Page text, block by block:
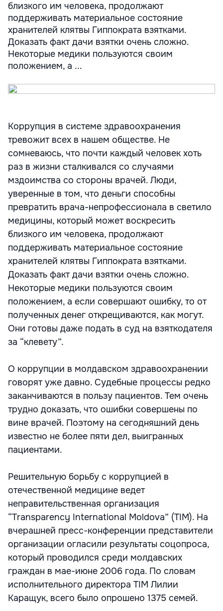
близкого им человека, продолжают
поддерживать материальное состояние
хранителей клятвы Гиппократа взятками.
Доказать факт дачи взятки очень сложно.
Некоторые медики пользуются своим
положением, а ...
Коррупция в системе здравоохранения
тревожит всех в нашем обществе. Не
сомневаюсь, что почти каждый человек хоть
раз в жизни сталкивался со случаями
мздоимства со стороны врачей. Люди,
уверенные в том, что деньги способны
превратить врача-непрофессионала в светило
медицины, который может воскресить
близкого им человека, продолжают
поддерживать материальное состояние
хранителей клятвы Гиппократа взятками.
Доказать факт дачи взятки очень сложно.
Некоторые медики пользуются своим
положением, а если совершают ошибку, то от
полученных денег открещиваются, как могут.
Они готовы даже подать в суд на взяткодателя
за “клевету”.
О коррупции в молдавском здравоохранении
говорят уже давно. Судебные процессы редко
заканчиваются в пользу пациентов. Тем очень
трудно доказать, что ошибки совершены по
вине врачей. Поэтому на сегодняшний день
известно не более пяти дел, выигранных
пациентами.
Решительную борьбу с коррупцией в
отечественной медицине ведет
неправительственная организация
“Transparency International Moldova” (TIM). На
вчерашней пресс-конференции представители
организации огласили результаты соцопроса,
который проводился среди молдавских
граждан в мае-июне 2006 года. По словам
исполнительного директора TIM Лилии
Каращук, всего было опрошено 1375 семей.